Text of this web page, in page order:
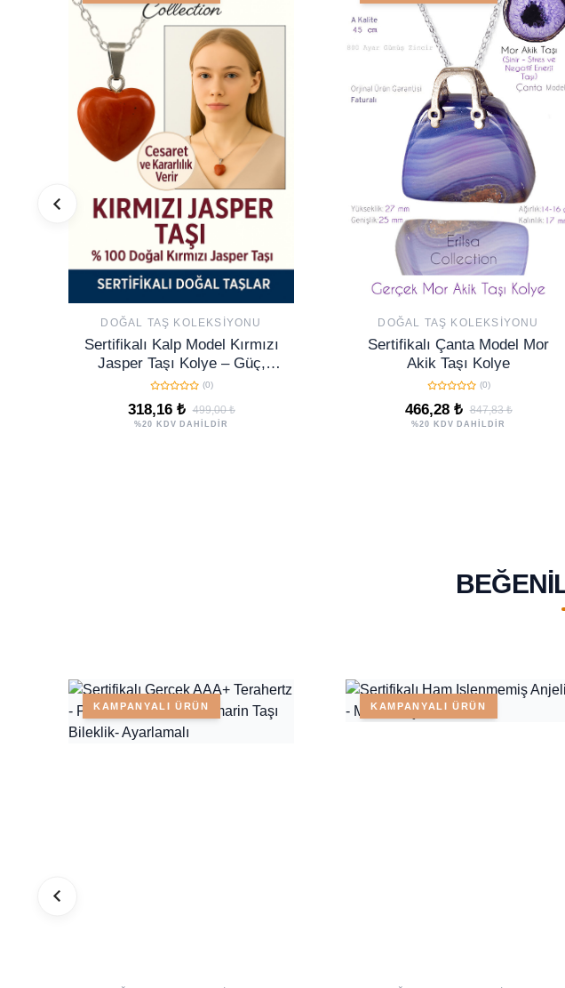
DOĞAL TAŞ KOLEKSIYONU
Sertifikalı Kalp Model Kırmızı
Jasper Taşı Kolye – Güç,
Kararlılık ve Köklenme Taşı
(0)
318,16 ₺ 499,00 ₺
%20 KDV DAHİLDİR
DOĞAL TAŞ KOLEKSIYONU
Sertifikalı Çanta Model Mor
Akik Taşı Kolye
(0)
466,28 ₺ 847,83 ₺
%20 KDV DAHİLDİR
KAMPANYALI ÜRÜN KAMPANYALI ÜRÜN